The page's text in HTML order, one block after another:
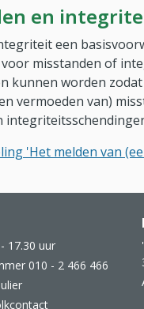
en
een
misstanden of
kunnen worden
vermoeden van)
'Het melden van
footer
17.30 uur
010 - 2 466 466